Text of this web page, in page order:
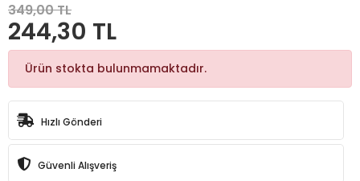
349,00 TL
244,30 TL
Ürün stokta bulunmamaktadır.
Hızlı Gönderi
Güvenli Alışveriş